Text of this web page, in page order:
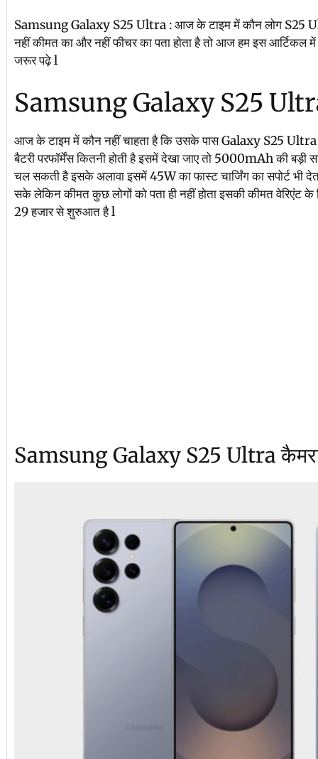
Samsung Galaxy S25 Ultra : आज के टाइम में कौन लोग S25
नहीं कीमत का और नहीं फीचर का पता होता है तो आज हम इस
जरूर पढ़े l
Samsung Galaxy S25
आज के टाइम में कौन नहीं चाहता है कि उसके पास Galaxy S25 Ultra
बैटरी परफॉर्मेंस कितनी होती है इसमें देखा जाए तो 5000mAh की
चल सकती है इसके अलावा इसमें 45W का फास्ट चार्जिंग का सपोर्ट भी
सके लेकिन कीमत कुछ लोगों को पता ही नहीं होता इसकी कीमत वेरिएंट
29 हजार से शुरुआत है l
Samsung Galaxy S25 Ultra